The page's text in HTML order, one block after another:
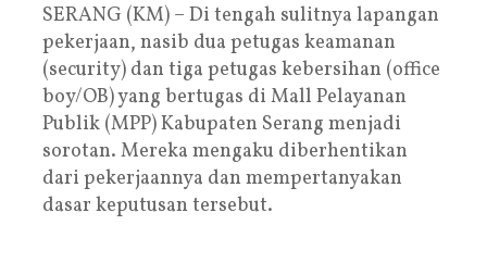
SERANG (KM) – Di tengah sulitnya lapangan
pekerjaan, nasib dua petugas keamanan
(security) dan tiga petugas kebersihan (office
boy/OB) yang bertugas di Mall Pelayanan
Publik (MPP) Kabupaten Serang menjadi
sorotan. Mereka mengaku diberhentikan
dari pekerjaannya dan mempertanyakan
dasar keputusan tersebut.